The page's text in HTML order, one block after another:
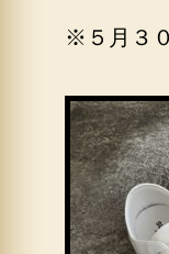
※５月３